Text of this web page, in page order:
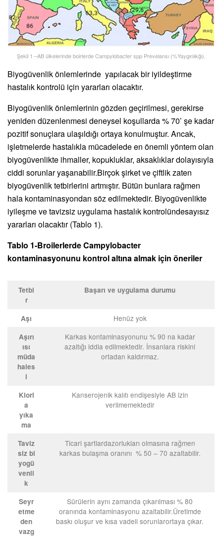
Şekil 1 –AB ülkelerinde boirlerde Campylobacter spp Prevelansı (%Yaygınlıkğı).
Biyogüvenlik önlemlerinde yapılacak bir iyildeştirme
hastalık kontrolü için yararları olacaktır.
Biyogüvenlik önlemlerinin gözden geçirilmesi, gerekirse
yeniden düzenlenmesi deneysel koşullarda % 70’ şe kadar
pozitif sonuçlara ulaşıldığı ortaya konulmuştur. Ancak,
işletmelerde hastalıkla mücadelede en önemli yöntem olan
biyogüvenlikte ihmaller, kopukluklar, aksaklıklar dolayısıyla
ciddi sorunlar yaşanabilir.Birçok şirket ve çiftlik zaten
biyogüvenlik tetbirlerini artmıştır. Bütün bunlara rağmen
hala kontaminasyondan söz edilmektedir. Biyogüvenlikte
iyileşme ve tavizsiz uygulama hastalık kontrolündesayısız
yararları olacaktır (Tablo 1).
Tablo 1-Broilerlerde Campylobacter
kontaminasyonunu kontrol altına almak için öneriler
Tetbi
r
Başarı ve uygulama durumu
Aşı Henüz yok
Aşırı
ısı
müda
hales
i
Karkas kontaminasyonunu % 90 na kadar
azaltığı iddia edilmektedir. İnsanlara riskini
ortadan kaldırmaz.
Klorl
a
yıka
ma
Kanserojenik kalıtı endişesiyle AB izin
verilmemektedir
Taviz
sizbi
yogü
venli
k
Ticari şartlardazorlukları olmasına rağmen
karkas bulaşma oranını % 50 – 70 azaltabilir.
Seyr
etme
den
vazg
Sürülerin aynı zamanda çıkarılması % 80
oranında kontaminasyonu azaltabilir.Üretimde
baskı oluşur ve kısa vadeli sorunlarortaya çıkar.